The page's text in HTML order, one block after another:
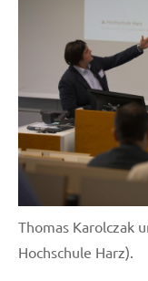
Thomas Karolczak
Hochschule Harz).